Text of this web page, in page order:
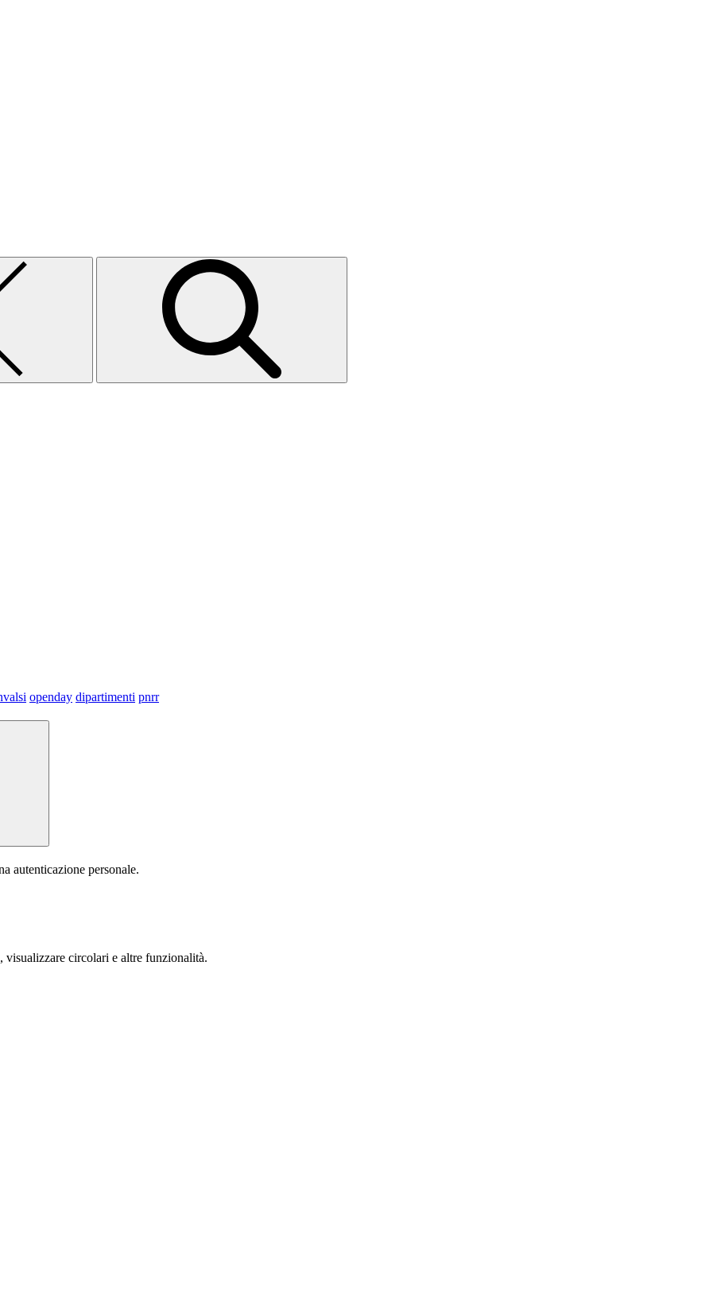
openday dipartimenti pnrr
autenticazione personale.
visualizzare circolari e altre funzionalità.